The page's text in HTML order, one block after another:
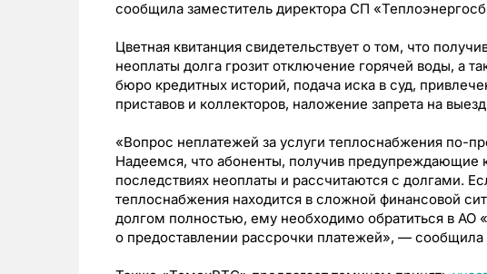
сообщила заместитель директора СП
Цветная квитанция свидетельствует о том, что
неоплаты долга грозит отключение горячей воды, а
бюро кредитных историй, подача иска в суд,
приставов и коллекторов, наложение запрета на
«Вопрос неплатежей за услуги теплоснабжения по-
Надеемся, что абоненты, получив предупреждающие
последствиях неоплаты и рассчитаются с долгами.
теплоснабжения находится в сложной финансовой
долгом полностью, ему необходимо обратиться в АО
о предоставлении рассрочки платежей», — сообщила